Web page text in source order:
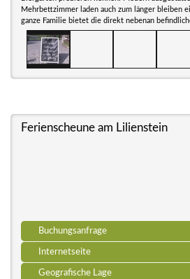
Mehrbettzimmer laden auch zum länger bleiben
ganze Familie bietet die direkt nebenan
Ferienscheune am Lilienstein
Buchungsanfrage
Internetseite
Geografische Lage